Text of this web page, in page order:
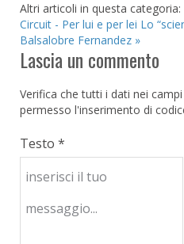
Altri articoli in questa categoria:
Circuit - Per lui e per lei Lo
Balsalobre Fernandez »
Lascia un commento
Verifica che tutti i dati nei
permesso l'inserimento di
Testo *